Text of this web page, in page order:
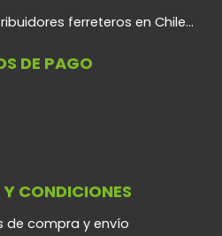
ferreteros en Chile...
DE PAGO
CONDICIONES
de compra y envío